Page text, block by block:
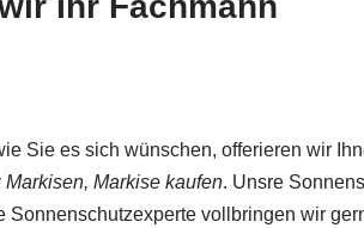
Sie es sich wünschen, offerieren wir
Markise kaufen. Unsre
vollbringen wir